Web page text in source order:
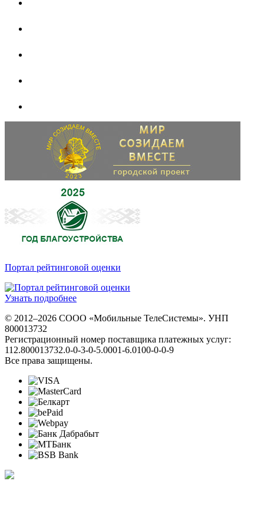
Портал рейтинговой оценки
Узнать подробнее
© 2012–2026 СООО «Мобильные ТелеСистемы». УНП
800013732
Регистрационный номер поставщика платежных услуг:
112.800013732.0-0-3-0-5.0001-6.0100-0-0-9
Все права защищены.